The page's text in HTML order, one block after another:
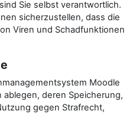
Sie selbst verantwortlich.
sicherzustellen, dass die
Viren und Schadfunktionen
Moodle
ablegen, deren Speicherung,
gegen Strafrecht,